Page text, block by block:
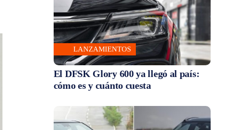
LANZAMIENTOS
El DFSK Glory 600 ya llegó al país:
cómo es y cuánto cuesta